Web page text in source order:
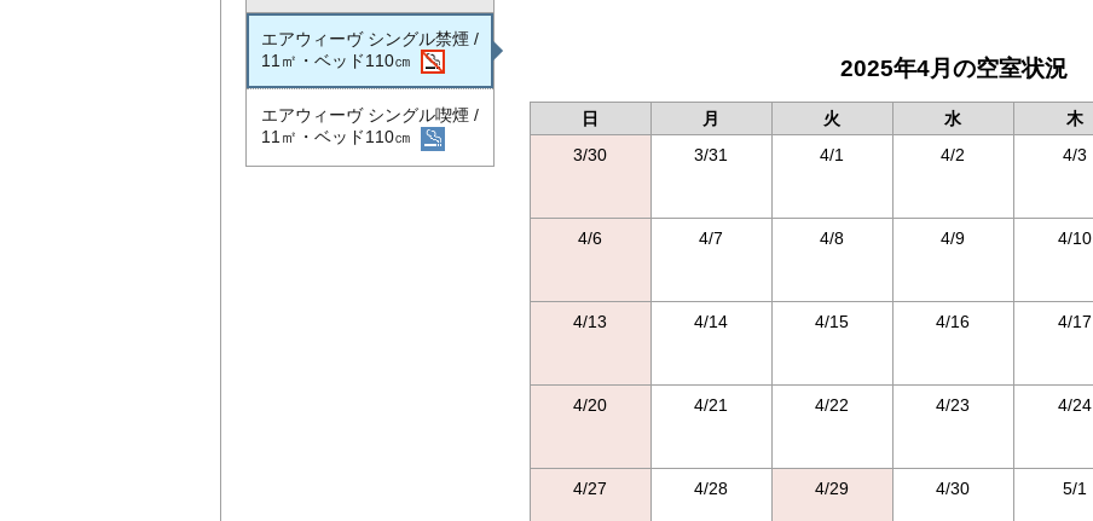
エアウィーヴ シングル禁煙 /
11㎡・ベッド110㎝
エアウィーヴ シングル喫煙 /
11㎡・ベッド110㎝
2025年4月の空室状況
日 月 火 水 木
3/30
3/31 4/1 4/2 4/3
4/6 4/7 4/8 4/9 4/10
4/13 4/14 4/15 4/16 4/17
4/20 4/21 4/22 4/23 4/24
4/27 4/28 4/29 4/30 5/1